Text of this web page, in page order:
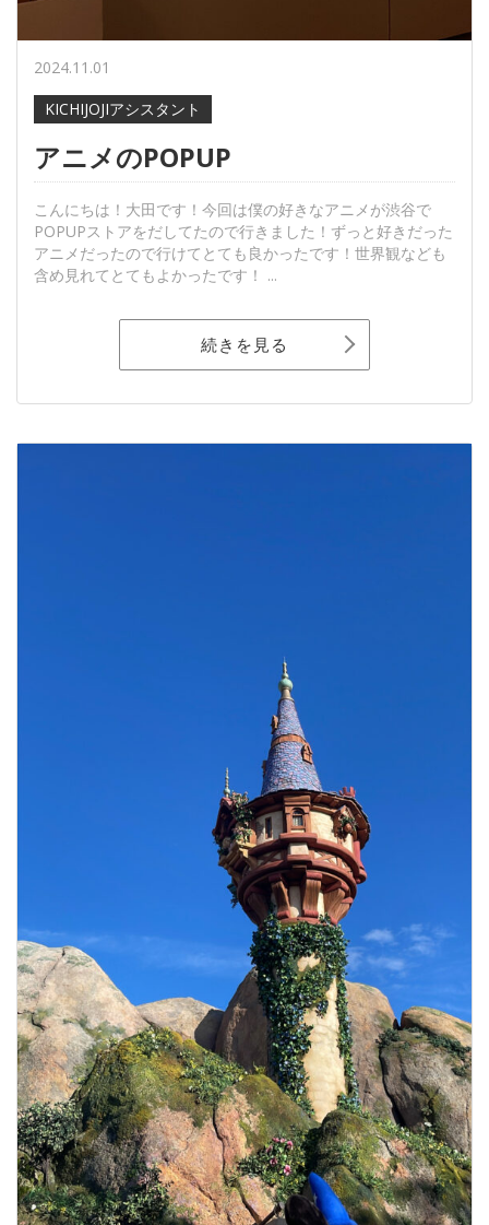
2024.11.01
KICHIJOJIアシスタント
アニメのPOPUP
こんにちは！大田です！今回は僕の好きなアニメが渋谷で
POPUPストアをだしてたので行きました！ずっと好きだった
アニメだったので行けてとても良かったです！世界観なども
含め見れてとてもよかったです！ ...
続きを見る